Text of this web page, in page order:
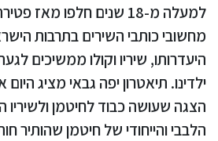
למעלה מ-18 שנים חלפו מאז
מחשובי כותבי השירים בתרבות
היעדרותו, שיריו וקולו ממשיכים
ילדינו. תיאטרון יפה גבאי מציג
הצגה שעושה כבוד לחיטמן ולשיריו
הלבבי והייחודי של חיטמן שהותיר